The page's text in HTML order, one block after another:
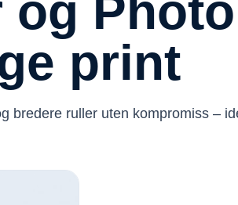
og
print
bredere ruller uten kompromiss –